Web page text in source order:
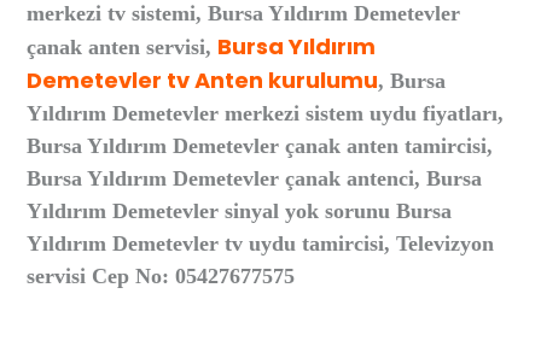
merkezi tv sistemi, Bursa Yıldırım Demetevler
çanak anten servisi, Bursa Yıldırım
Demetevler tv Anten kurulumu, Bursa
Yıldırım Demetevler merkezi sistem uydu fiyatları,
Bursa Yıldırım Demetevler çanak anten tamircisi,
Bursa Yıldırım Demetevler çanak antenci, Bursa
Yıldırım Demetevler sinyal yok sorunu Bursa
Yıldırım Demetevler tv uydu tamircisi, Televizyon
servisi Cep No: 05427677575